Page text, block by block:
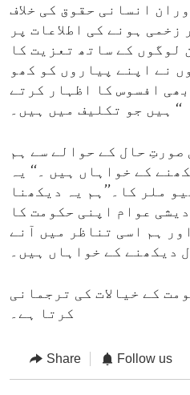
انسانی حقوق کی خلاف
زخمی ہونے کی اطلاعات پر
لوگوں کے ساتھ تعزیت کا
نے اپنے پیاروں کو کھو
افسوس کا اظہار کرتے
ہیں جو تکلیف میں ہیں۔ ‘‘
صورتِ حال کے حوالے سے ہم
کے خواہاں ہیں ۔‘‘ یہ
ملر کا۔’’ہم یہ دیکھنا
عوام اپنی حکومت کا
ہم اسی تناظر میں آنے
دیکھنے کے خواہاں ہیں۔
کے خیالات کی ترجمانی
کرتا ہے۔
Share Follow us